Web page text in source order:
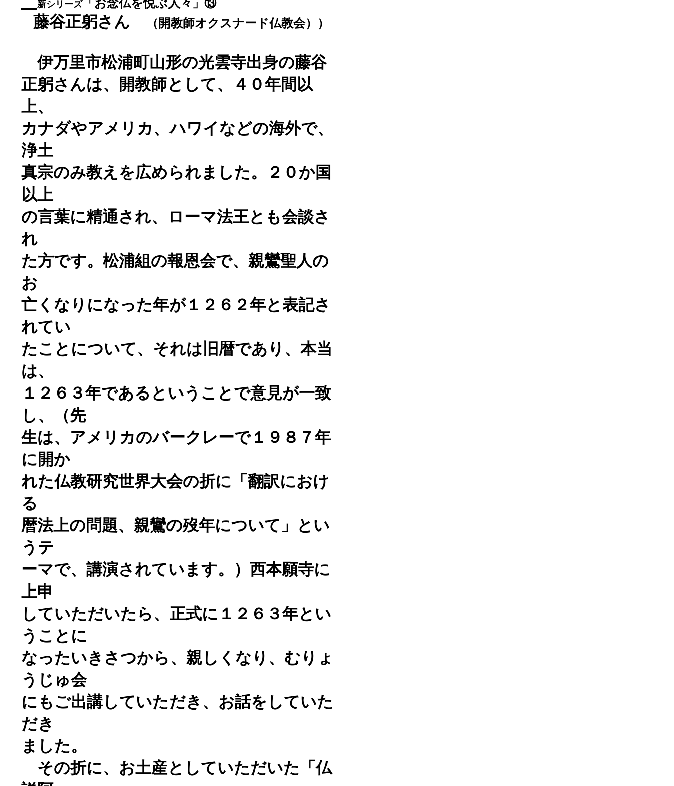
新シリーズ「お念仏を悦ぶ人々」⑬
藤谷正躬さん （開教師オクスナード仏教会））
伊万里市松浦町山形の光雲寺出身の藤谷
正躬さんは、開教師として、４０年間以
上、
カナダやアメリカ、ハワイなどの海外で、
浄土
真宗のみ教えを広められました。２０か国
以上
の言葉に精通され、ローマ法王とも会談さ
れ
た方です。松浦組の報恩会で、親鸞聖人の
お
亡くなりになった年が１２６２年と表記さ
れてい
たことについて、それは旧暦であり、本当
は、
１２６３年であるということで意見が一致
し、（先
生は、アメリカのバークレーで１９８７年
に開か
れた仏教研究世界大会の折に「翻訳におけ
る
暦法上の問題、親鸞の歿年について」とい
うテ
ーマで、講演されています。） 西本願寺に
上申
していただいたら、正式に１２６３年とい
うことに
なったいきさつから、親しくなり、むりょ
うじゅ会
にもご出講していただき、お話をしていた
だき
ました。
その折に、お土産としていただいた「仏